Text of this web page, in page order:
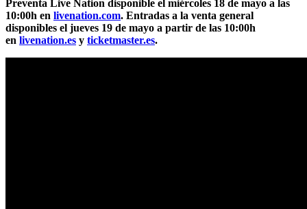
Preventa Live Nation disponible el miércoles 18 de mayo a las
10:00h en livenation.com. Entradas a la venta general
disponibles el jueves 19 de mayo a partir de las 10:00h
en livenation.es y ticketmaster.es.